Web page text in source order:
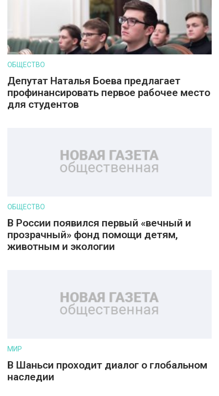
ОБЩЕСТВО
Депутат Наталья Боева предлагает
профинансировать первое рабочее место
для студентов
ОБЩЕСТВО
В России появился первый «вечный и
прозрачный» фонд помощи детям,
животным и экологии
МИР
В Шаньси проходит диалог о глобальном
наследии